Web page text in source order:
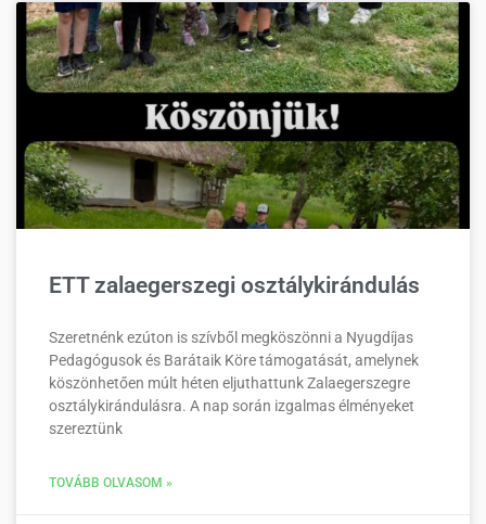
ETT zalaegerszegi osztálykirándulás
Szeretnénk ezúton is szívből megköszönni a Nyugdíjas
Pedagógusok és Barátaik Köre támogatását, amelynek
köszönhetően múlt héten eljuthattunk Zalaegerszegre
osztálykirándulásra. A nap során izgalmas élményeket
szereztünk
TOVÁBB OLVASOM »